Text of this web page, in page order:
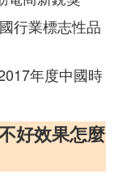
行業標志性品
年度中國時
好效果怎麼